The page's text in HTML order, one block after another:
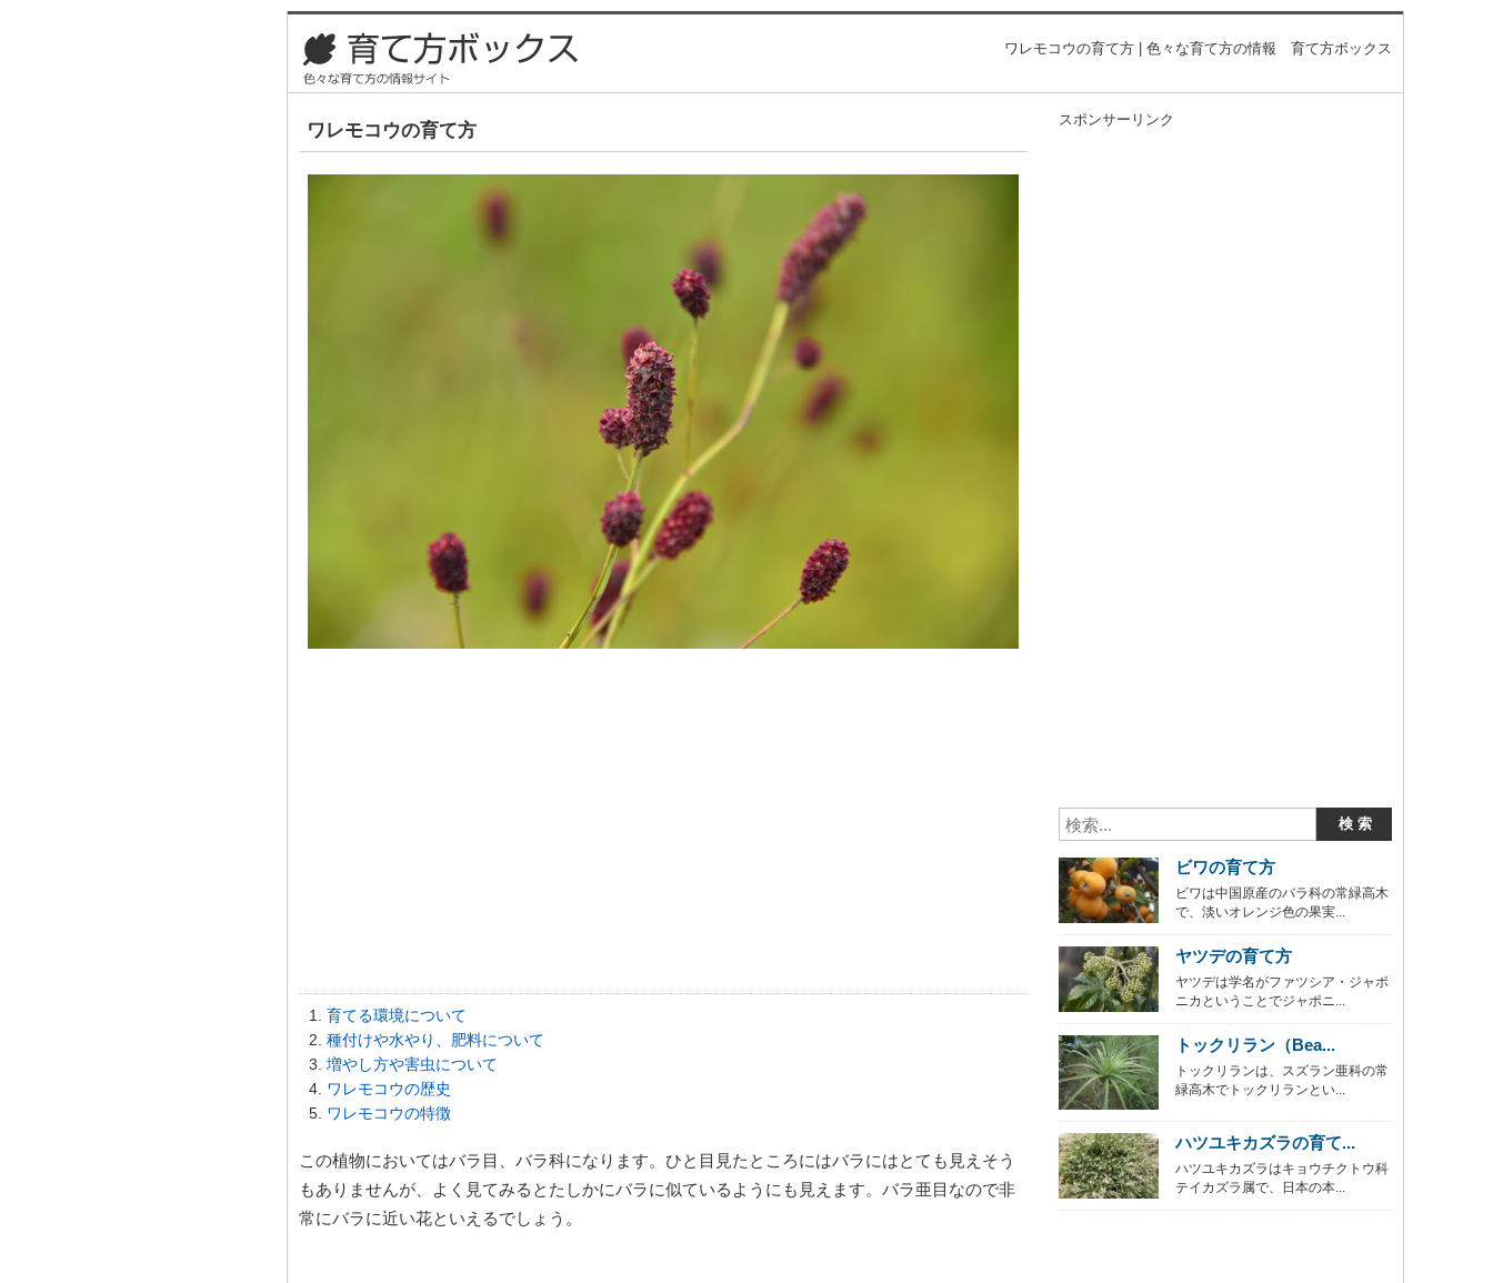
ワレモコウの育て方 | 色々な育て方の情報 育て方ボックス
ワレモコウの育て方
育てる環境について
種付けや水やり、肥料について
増やし方や害虫について
ワレモコウの歴史
ワレモコウの特徴
この植物においてはバラ目、バラ科になります。ひと目見たところにはバラにはとても見えそう
もありませんが、よく見てみるとたしかにバラに似ているようにも見えます。バラ亜目なので非
常にバラに近い花といえるでしょう。
スポンサーリンク
ビワの育て方
ビワは中国原産のバラ科の常緑高木
で、淡いオレンジ色の果実...
ヤツデの育て方
ヤツデは学名がファツシア・ジャポ
ニカということでジャポニ...
トックリラン（Bea...
トックリランは、スズラン亜科の常
緑高木でトックリランとい...
ハツユキカズラの育て...
ハツユキカズラはキョウチクトウ科
テイカズラ属で、日本の本...